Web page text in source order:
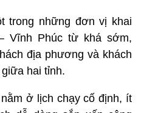
trong những đơn vị khai
Vĩnh Phúc từ khá sớm,
địa phương và khách
hai tỉnh.
ở lịch chạy cố định, ít